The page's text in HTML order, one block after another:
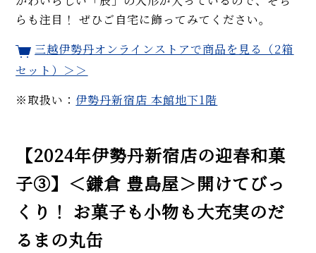
らも注目！ ぜひご自宅に飾ってみてください。
三越伊勢丹オンラインストアで商品を見る（2箱
セット）＞＞
※取扱い： 伊勢丹新宿店 本館地下1階
【2024年伊勢丹新宿店の迎春和菓
子③】＜鎌倉 豊島屋＞開けてびっ
くり！ お菓子も小物も大充実のだ
るまの丸缶